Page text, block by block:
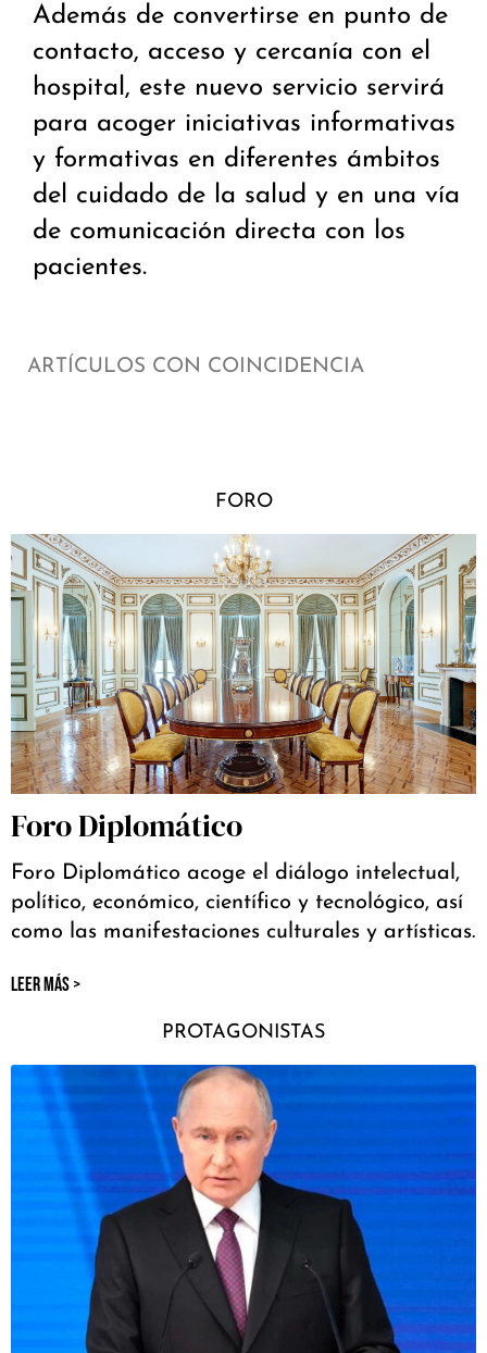
Además de convertirse en punto de
contacto, acceso y cercanía con el
hospital, este nuevo servicio servirá
para acoger iniciativas informativas
y formativas en diferentes ámbitos
del cuidado de la salud y en una vía
de comunicación directa con los
pacientes.
ARTÍCULOS CON COINCIDENCIA
FORO
Foro Diplomático
Foro Diplomático acoge el diálogo intelectual,
político, económico, científico y tecnológico, así
como las manifestaciones culturales y artísticas.
LEER MÁS >
PROTAGONISTAS